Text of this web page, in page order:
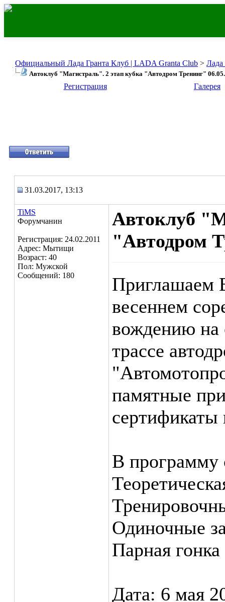
Официальный Лада Гранта Клуб | LADA Granta Club > Лада
Автоклуб "Магистраль". 2 этап кубка "Автодром Тренинг"
Регистрация Галерея
31.03.2017, 13:13
TiMS
Форумчанин
Регистрация: 24.02.2011
Адрес: Мытищи
Возраст: 40
Пол: Мужской
Сообщений: 180
Автоклуб
"Автодром
Приглашаем
весеннем
вождению на
трассе
памятные
сертификаты
В программу
Одиночные
Парная
Дата: 6 мая